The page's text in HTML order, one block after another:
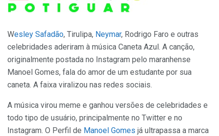
Wesley Safadão, Tirulipa, Neymar, Rodrigo Faro e outras
celebridades aderiram à música Caneta Azul. A canção,
originalmente postada no Instagram pelo maranhense
Manoel Gomes, fala do amor de um estudante por sua
caneta. A faixa viralizou nas redes sociais.
A música virou meme e ganhou versões de celebridades e
todo tipo de usuário, principalmente no Twitter e no
Instagram. O Perfil de Manoel Gomes já ultrapassa a marca